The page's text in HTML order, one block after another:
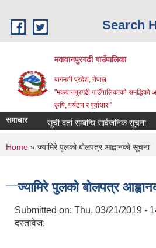
Search
मकवानपुरगढी गाउँपालिका
बागमती प्रदेश, नेपाल
"मकवानपुरगढी गाउँपालिकाको समद्धिको
कृषि, पर्यटन र पूर्वाधार "
समाचारसूची दर्ता सम्बन्धि सार्वजनिक सूचना
You are here
Home » ज्यामिरे पुलको बोलपत्र आह्वानको सूचना
ज्यामिरे पुलको बोलपत्र
Submitted on: Thu, 03/21/2019 -
दस्तावेज: